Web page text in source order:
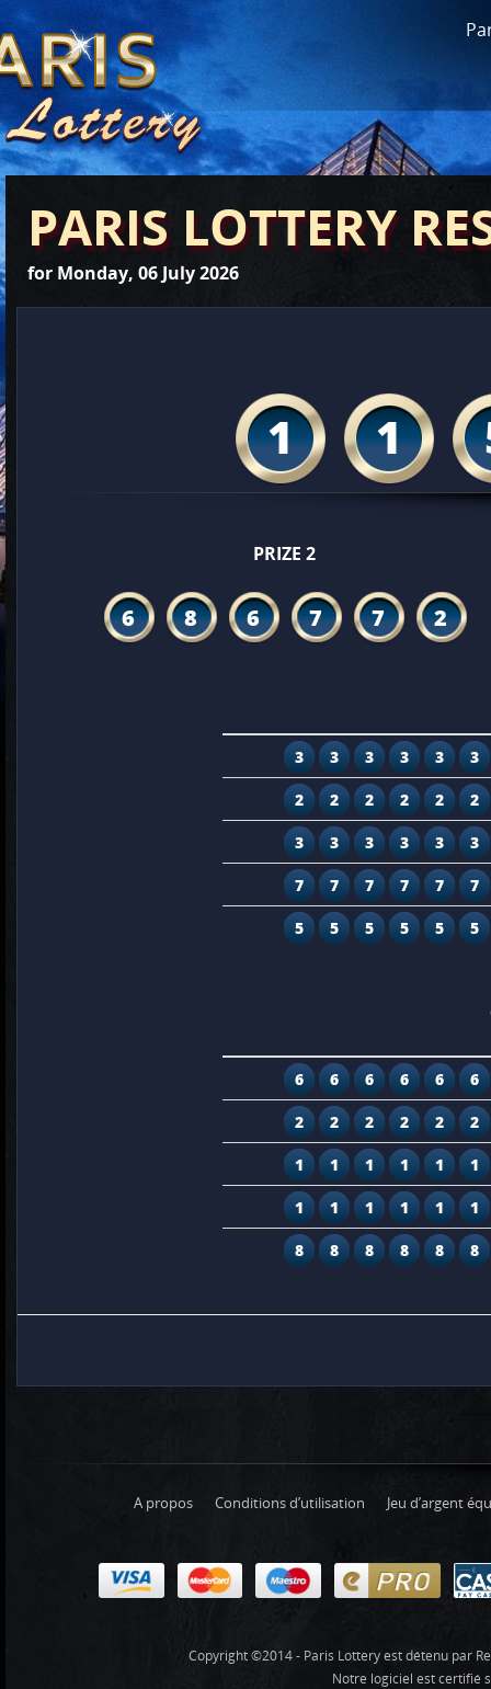
PARIS LOTTERY
for Monday, 06 July 2026
1 1
PRIZE 2
6 8 6 7 7 2
3 3 3 3 3 3
2 2 2 2 2 2
3 3 3 3 3 3
7 7 7 7 7 7
5 5 5 5 5 5
6 6 6 6 6 6
2 2 2 2 2 2
1 1 1 1 1 1
1 1 1 1 1 1
8 8 8 8 8 8
A propos Conditions d’utilisation Jeu d’argent
Copyright ©2014 - Paris Lottery est détenu par
Notre logiciel est certifié